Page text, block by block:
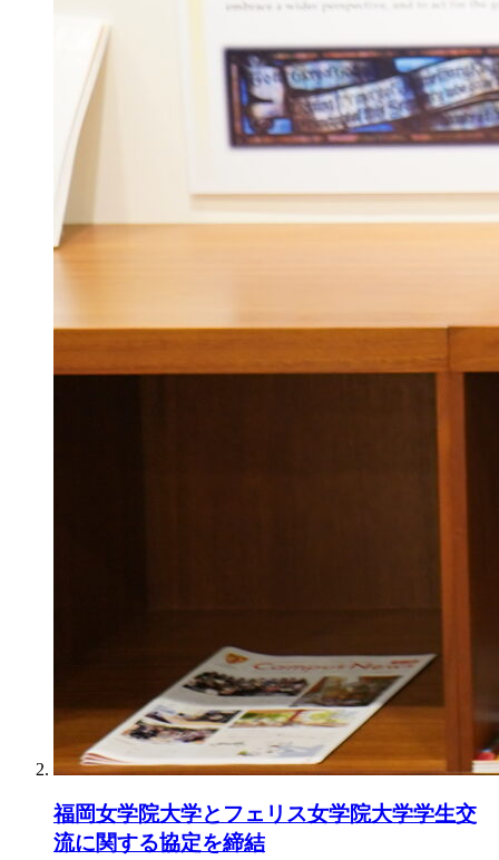
福岡女学院大学とフェリス女学院大学学生交
流に関する協定を締結